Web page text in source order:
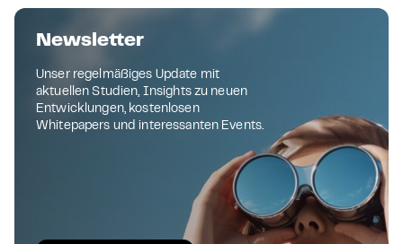
Newsletter
Unser regelmäßiges Update mit
aktuellen Studien, Insights zu neuen
Entwicklungen, kostenlosen
Whitepapers und interessanten Events.